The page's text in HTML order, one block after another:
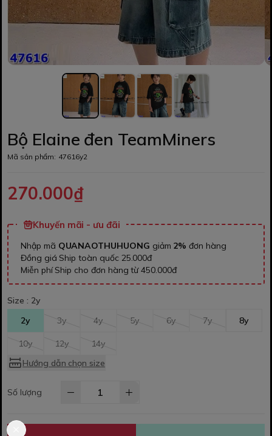
Bộ Elaine đen TeamMiners
Mã sản phẩm: 47616y2
270.000₫
Khuyến mãi - ưu đãi
Nhập mã QUANAOTHUHUONG giảm 2% đơn hàng
Đồng giá Ship toàn quốc 25.000đ
Miễn phí Ship cho đơn hàng từ 450.000đ
Size : 2y
2y
3y 4y 5y 6y 7y 8y
10y 12y
14y
Hướng dẫn chọn size
Số lượng